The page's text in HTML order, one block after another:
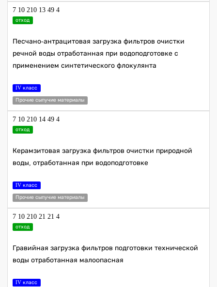
7 10 210 13 49 4
отход
Песчано-антрацитовая загрузка фильтров очистки
речной воды отработанная при водоподготовке с
применением синтетического флокулянта
IV класс
Прочие сыпучие материалы
7 10 210 14 49 4
отход
Керамзитовая загрузка фильтров очистки природной
воды, отработанная при водоподготовке
IV класс
Прочие сыпучие материалы
7 10 210 21 21 4
отход
Гравийная загрузка фильтров подготовки технической
воды отработанная малоопасная
IV класс